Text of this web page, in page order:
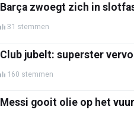
Barça zwoegt zich in
31 stemmen
Club jubelt: superster
160 stemmen
Messi gooit olie op het vuur